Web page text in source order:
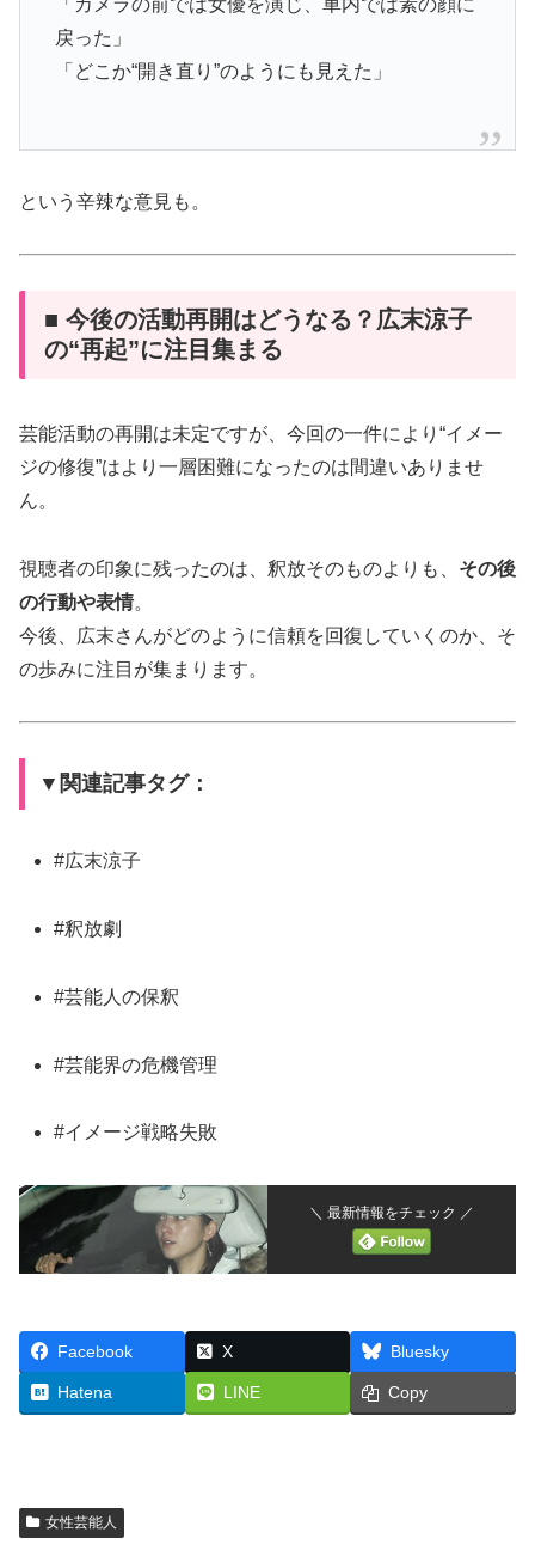
「カメラの前では女優を演じ、車内では素の顔に
戻った」
「どこか“開き直り”のようにも見えた」
という辛辣な意見も。
■ 今後の活動再開はどうなる？広末涼子
の“再起”に注目集まる
芸能活動の再開は未定ですが、今回の一件により“イメー
ジの修復”はより一層困難になったのは間違いありませ
ん。
視聴者の印象に残ったのは、釈放そのものよりも、 その後
の行動や表情。
今後、広末さんがどのように信頼を回復していくのか、そ
の歩みに注目が集まります。
▼関連記事タグ：
#広末涼子
#釈放劇
#芸能人の保釈
#芸能界の危機管理
#イメージ戦略失敗
＼ 最新情報をチェック ／
Facebook X Bluesky
Hatena LINE Copy
女性芸能人